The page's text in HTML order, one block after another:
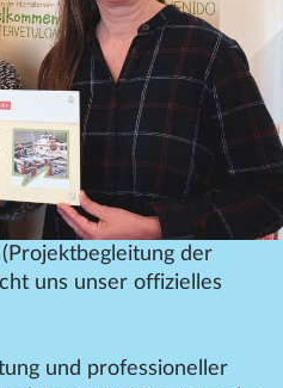
der
uns unser offizielles
und professioneller